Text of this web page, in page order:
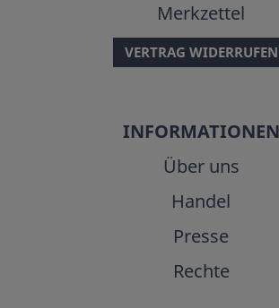
Merkzettel
VERTRAG WIDERRUFEN
INFORMATIONEN
Über uns
Handel
Presse
Rechte